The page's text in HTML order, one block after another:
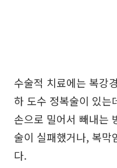
수술적 치료에는 복강
하 도수 정복술이 있
손으로 밀어서 빼내는
술이 실패했거나, 복막
다.